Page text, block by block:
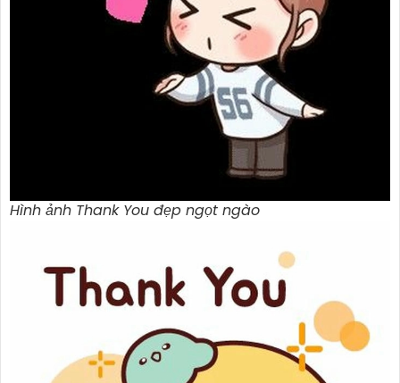
Hình ảnh Thank You đẹp ngọt ngào